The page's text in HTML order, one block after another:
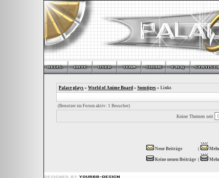
Palace plays » World of Anime Board » Sonstiges » Links
(Benutzer im Forum aktiv: 1 Besucher)
Keine Themen seit
Neue Beiträge (
Keine neuen Beiträge (